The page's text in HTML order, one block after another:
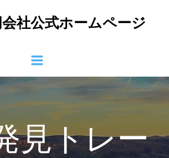
ン
ツ
へ
プ
会社公式ホームページ
見トレー